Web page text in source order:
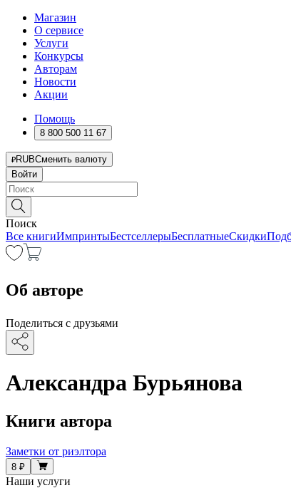
Магазин
О сервисе
Услуги
Конкурсы
Авторам
Новости
Акции
Помощь
8 800 500 11 67
RUBСменить валюту
Войти
Поиск
Все книгиИмпринтыБестселлерыБесплатныеСкидки
Об авторе
Поделиться с друзьями
Александра Бурьянова
Книги автора
Заметки от риэлтора
8 ₽
Наши услуги